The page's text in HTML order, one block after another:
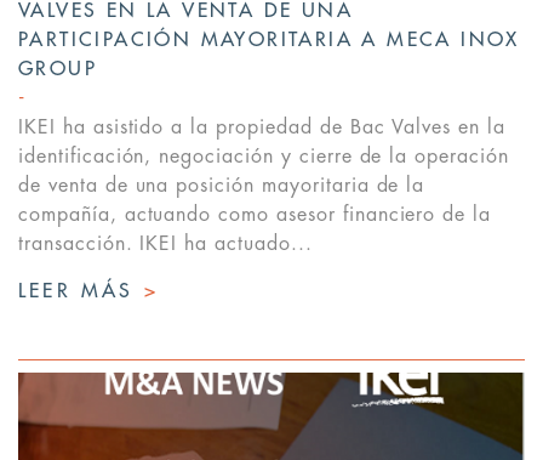
VALVES EN LA VENTA DE UNA
PARTICIPACIÓN MAYORITARIA A MECA INOX
GROUP
IKEI ha asistido a la propiedad de Bac Valves en la
identificación, negociación y cierre de la operación
de venta de una posición mayoritaria de la
compañía, actuando como asesor financiero de la
transacción. IKEI ha actuado...
LEER MÁS >